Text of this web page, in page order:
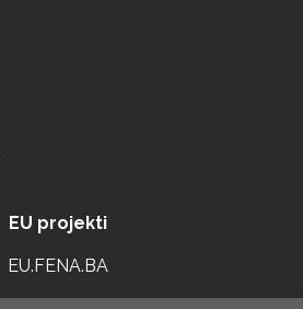
EU projekti
EU.FENA.BA